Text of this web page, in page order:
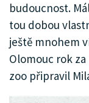
KATALOG
budoucnost.
tou dobou
ještě mnohem
Olomouc rok
zoo připravil